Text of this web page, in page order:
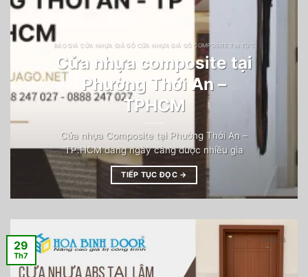
BÁO GIÁ CỬA NHỰA GIẢ GỖ CỬA NHỰA GIẢ GỖ COMPOSITE TIN TỨC
Cửa nhựa composite tại
Phường Thới An –
TPHCM
Cửa nhựa Composite tại Phường Thới An –
TP.HCM đang ngày càng được nhiều gia
TIẾP TỤC ĐỌC →
29
Th7